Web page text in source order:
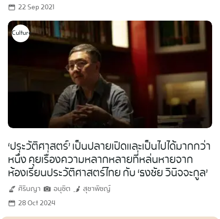
22 Sep 2021
Culture
‘ประวัติศาสตร์’ เป็นปลายเปิดและเป็นไปได้มากกว่า
หนึ่ง คุยเรื่องความหลากหลายที่หล่นหายจาก
ห้องเรียนประวัติศาสตร์ไทย กับ ‘ธงชัย วินิจจะกูล’
ศิรินญา อนุชิต
สุชาพิชญ์
28 Oct 2024